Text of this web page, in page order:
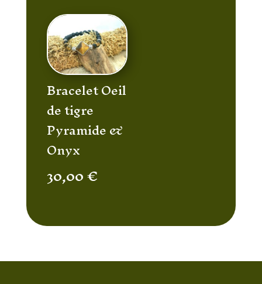
Bracelet Oeil
de tigre
Pyramide &
Onyx
30,00€